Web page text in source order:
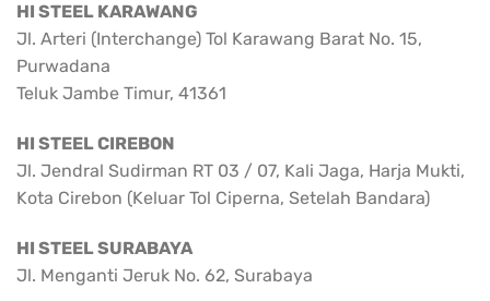
HI STEEL KARAWANG
Jl. Arteri (Interchange) Tol Karawang Barat No. 15,
Purwadana
Teluk Jambe Timur, 41361
HI STEEL CIREBON
Jl. Jendral Sudirman RT 03 / 07, Kali Jaga, Harja Mukti,
Kota Cirebon (Keluar Tol Ciperna, Setelah Bandara)
HI STEEL SURABAYA
Jl. Menganti Jeruk No. 62, Surabaya